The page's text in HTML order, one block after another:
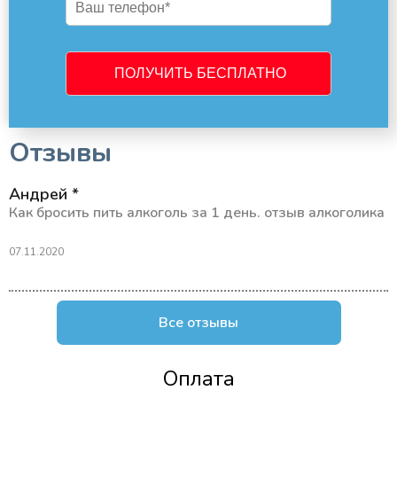
Отзывы
Андрей *
Как бросить пить алкоголь за 1 день. отзыв алкоголика
07.11.2020
Все отзывы
Оплата